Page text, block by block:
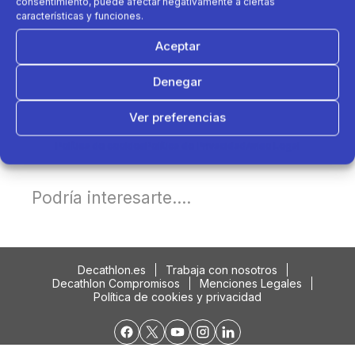
características y funciones.
Aceptar
Denegar
Ver preferencias
Podría interesarte....
Decathlon.es
Trabaja con nosotros
Decathlon Compromisos
Menciones Legales
Política de cookies y privacidad